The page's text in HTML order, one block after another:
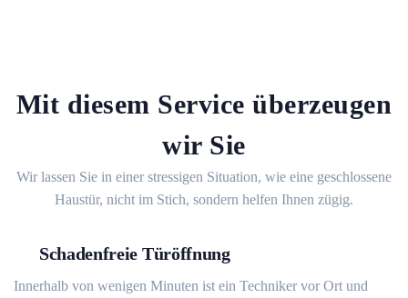
Mit diesem Service überzeugen
wir Sie
Wir lassen Sie in einer stressigen Situation, wie eine geschlossene
Haustür, nicht im Stich, sondern helfen Ihnen zügig.
Schadenfreie Türöffnung
Innerhalb von wenigen Minuten ist ein Techniker vor Ort und